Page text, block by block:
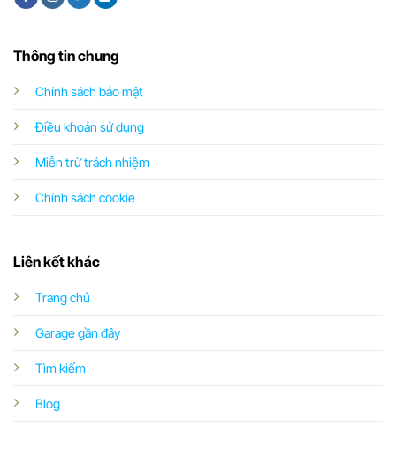
Thông tin chung
Chính sách bảo mật
Điều khoản sử dụng
Miễn trừ trách nhiệm
Chính sách cookie
Liên kết khác
Trang chủ
Garage gần đây
Tìm kiếm
Blog